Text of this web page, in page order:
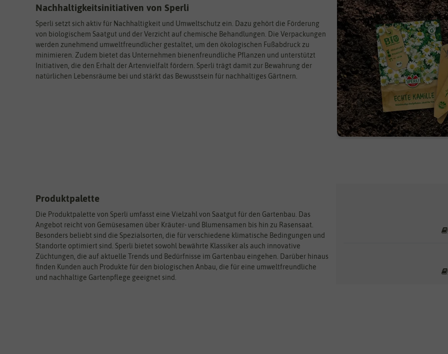
Nachhaltigkeitsinitiativen von Sperli
Sperli setzt sich aktiv für Nachhaltigkeit und Umweltschutz ein. Dazu gehört die Förderung
von biologischem Saatgut und der Verzicht auf chemische Behandlungen. Die Verpackungen
werden zunehmend umweltfreundlicher gestaltet, um den ökologischen Fußabdruck zu
minimieren. Zudem bietet das Unternehmen bienenfreundliche Pflanzen und unterstützt
Initiativen, die den Erhalt der Artenvielfalt fördern. Sperli trägt damit zur Bewahrung der
natürlichen Lebensräume bei und stärkt das Bewusstsein für nachhaltiges Gärtnern.
Produktpalette
Die Produktpalette von Sperli umfasst eine Vielzahl von Saatgut für den Gartenbau. Das
Angebot reicht von Gemüsesamen über Kräuter- und Blumensamen bis hin zu Rasensaat.
Besonders beliebt sind die Spezialsorten, die für verschiedene klimatische Bedingungen und
Standorte optimiert sind. Sperli bietet sowohl bewährte Klassiker als auch innovative
Züchtungen, die auf aktuelle Trends und Bedürfnisse im Gartenbau eingehen. Darüber hinaus
finden Kunden auch Produkte für den biologischen Anbau, die für eine umweltfreundliche
und nachhaltige Gartenpflege geeignet sind.